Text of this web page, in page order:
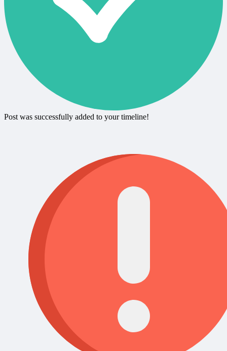
Post was successfully added to your timeline!